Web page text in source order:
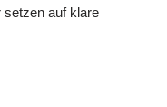
setzen auf klare